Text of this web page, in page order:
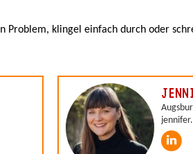
klingel einfach durch oder